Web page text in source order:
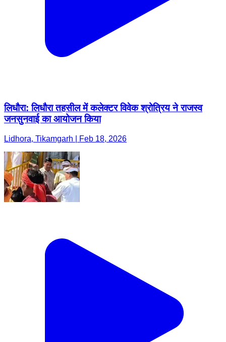
लिधौरा: लिधौरा तहसील में कलेक्टर विवेक श्रोत्रिय ने राजस्व
जनसुनवाई का आयोजन किया
Lidhora, Tikamgarh | Feb 18, 2026